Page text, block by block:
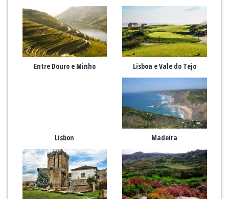
Entre Douro e Minho Lisboa e Vale do Tejo
Lisbon Madeira